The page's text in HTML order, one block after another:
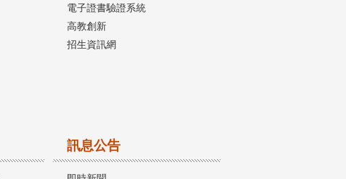
電子證書驗證系統
高教創新
招生資訊網
訊息公告